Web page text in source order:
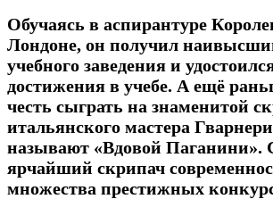
Обучаясь в аспирантуре
Лондоне, он получил
учебного заведения и
достижения в учебе. А ещё
честь сыграть на знаменитой
итальянского мастера
называют «Вдовой Паганини».
ярчайший скрипач
множества престижных